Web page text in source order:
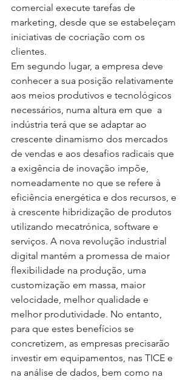
comercial execute tarefas de
marketing, desde que se estabeleçam
iniciativas de cocriação com os
clientes.
Em segundo lugar, a empresa deve
conhecer a sua posição relativamente
aos meios produtivos e tecnológicos
necessários, numa altura em que  a
indústria terá que se adaptar ao
crescente dinamismo dos mercados
de vendas e aos desafios radicais que
a exigência de inovação impõe,
nomeadamente no que se refere à
eficiência energética e dos recursos, e
à crescente hibridização de produtos
utilizando mecatrónica, software e
serviços. A nova revolução industrial
digital mantém a promessa de maior
flexibilidade na produção, uma
customização em massa, maior
velocidade, melhor qualidade e
melhor produtividade. No entanto,
para que estes benefícios se
concretizem, as empresas precisarão
investir em equipamentos, nas TICE e
na análise de dados, bem como na